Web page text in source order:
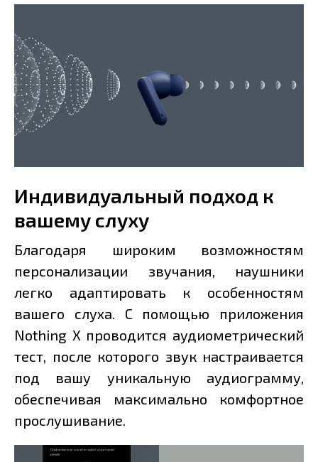
Индивидуальный подход к
вашему слуху
Благодаря широким возможностям
персонализации звучания, наушники
легко адаптировать к особенностям
вашего слуха. С помощью приложения
Nothing X проводится аудиометрический
тест, после которого звук настраивается
под вашу уникальную аудиограмму,
обеспечивая максимально комфортное
прослушивание.